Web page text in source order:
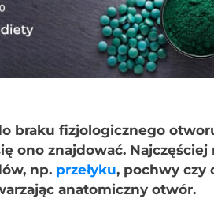
braku fizjologicznego
ono znajdować.
np. przełyku, pochwy czy
anatomiczny otwór.